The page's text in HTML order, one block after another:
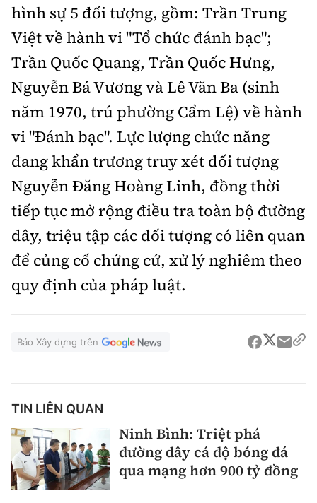
hình sự 5 đối tượng, gồm: Trần Trung
Việt về hành vi "Tổ chức đánh bạc";
Trần Quốc Quang, Trần Quốc Hưng,
Nguyễn Bá Vương và Lê Văn Ba (sinh
năm 1970, trú phường Cẩm Lệ) về hành
vi "Đánh bạc". Lực lượng chức năng
đang khẩn trương truy xét đối tượng
Nguyễn Đăng Hoàng Linh, đồng thời
tiếp tục mở rộng điều tra toàn bộ đường
dây, triệu tập các đối tượng có liên quan
để củng cố chứng cứ, xử lý nghiêm theo
quy định của pháp luật.
Báo Xây dựng trên
TIN LIÊN QUAN
Ninh Bình: Triệt phá
đường dây cá độ bóng đá
qua mạng hơn 900 tỷ đồng